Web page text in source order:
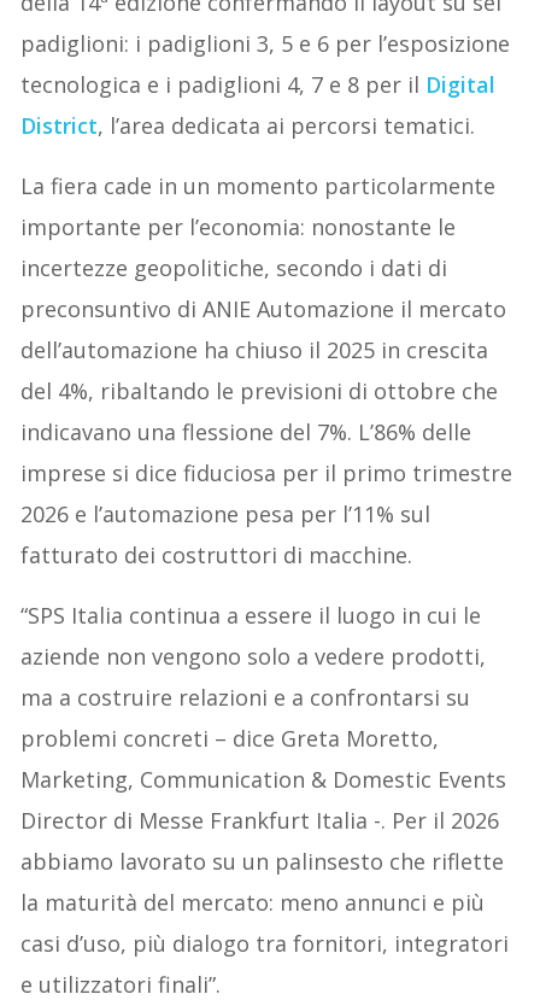
padiglioni: i padiglioni 3, 5 e 6 per l’esposizione
tecnologica e i padiglioni 4, 7 e 8 per il Digital
District, l’area dedicata ai percorsi tematici.
La fiera cade in un momento particolarmente
importante per l’economia: nonostante le
incertezze geopolitiche, secondo i dati di
preconsuntivo di ANIE Automazione il mercato
dell’automazione ha chiuso il 2025 in crescita
del 4%, ribaltando le previsioni di ottobre che
indicavano una flessione del 7%. L’86% delle
imprese si dice fiduciosa per il primo trimestre
2026 e l’automazione pesa per l’11% sul
fatturato dei costruttori di macchine.
“SPS Italia continua a essere il luogo in cui le
aziende non vengono solo a vedere prodotti,
ma a costruire relazioni e a confrontarsi su
problemi concreti – dice Greta Moretto,
Marketing, Communication & Domestic Events
Director di Messe Frankfurt Italia -. Per il 2026
abbiamo lavorato su un palinsesto che riflette
la maturità del mercato: meno annunci e più
casi d’uso, più dialogo tra fornitori, integratori
e utilizzatori finali”.